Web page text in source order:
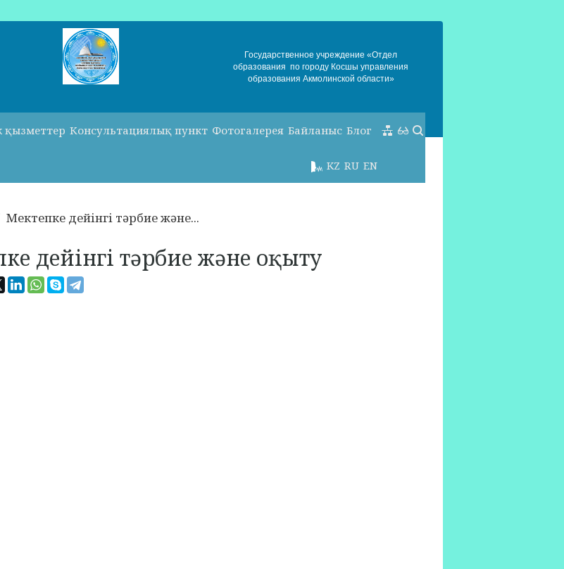
Государственное учреждение «Отдел
образования по городу Косшы управления
образования Акмолинской области»
қызметтер Консультациялық пункт Фотогалерея Байланыс Блог
EN
RU
KZ
Мектепке дейінгі тәрбие және...
дейінгі тәрбие және оқыту